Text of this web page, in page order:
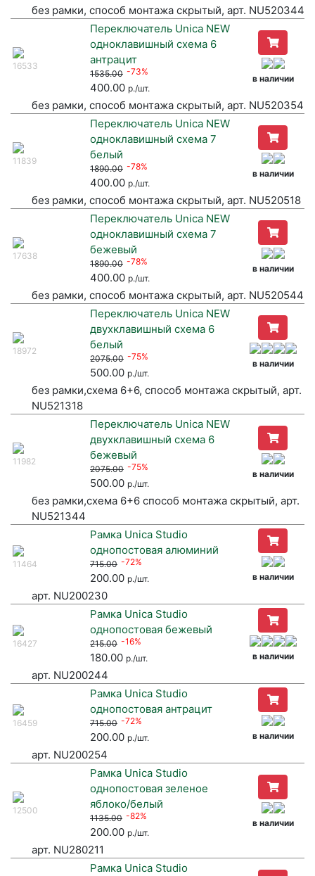
без рамки, способ монтажа скрытый, арт. NU520344
16533
Переключатель Unica NEW
одноклавишный схема 6
антрацит
1535.00 -73%
400.00 р./шт.
в наличии
без рамки, способ монтажа скрытый, арт. NU520354
11839
Переключатель Unica NEW
одноклавишный схема 7
белый
1890.00 -78%
400.00 р./шт.
в наличии
без рамки, способ монтажа скрытый, арт. NU520518
17638
Переключатель Unica NEW
одноклавишный схема 7
бежевый
1890.00 -78%
400.00 р./шт.
в наличии
без рамки, способ монтажа скрытый, арт. NU520544
18972
Переключатель Unica NEW
двухклавишный схема 6
белый
2075.00 -75%
500.00 р./шт.
в наличии
без рамки,схема 6+6, способ монтажа скрытый, арт.
NU521318
11982
Переключатель Unica NEW
двухклавишный схема 6
бежевый
2075.00 -75%
500.00 р./шт.
в наличии
без рамки,схема 6+6 способ монтажа скрытый, арт.
NU521344
11464
Рамка Unica Studio
однопостовая алюминий
715.00 -72%
200.00 р./шт. в наличии
арт. NU200230
16427
Рамка Unica Studio
однопостовая бежевый
215.00 -16%
180.00 р./шт. в наличии
арт. NU200244
16459
Рамка Unica Studio
однопостовая антрацит
715.00 -72%
200.00 р./шт. в наличии
арт. NU200254
12500
Рамка Unica Studio
однопостовая зеленое
яблоко/белый
1135.00 -82%
200.00 р./шт.
в наличии
арт. NU280211
Рамка Unica Studio